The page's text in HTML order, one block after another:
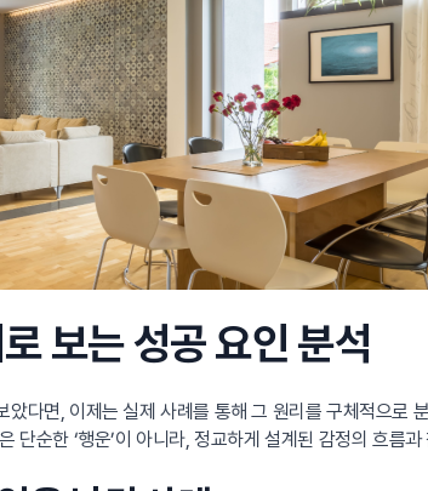
보는 성공 요인 분석
다면, 이제는 실제 사례를 통해 그 원리를 구체적으로
단순한 ‘행운’이 아니라, 정교하게 설계된 감정의 흐름